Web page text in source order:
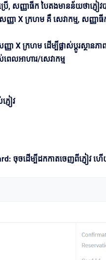
ើ, សញ្ញាធីក បៃតងមានន័យថាភ្ញៀវប
ញ្ញា X ក្រហម គឺ សេវាកម្ម, សញ្ញ
X ក្រហម ដើម្បីផ្លាស់ប្តូរស្ថានភ
ពេលអាហារ/សេវាកម្ម
ញៀវ
ចុចដើម្បីដកកាតចេញពីភ្ញៀវ ហើយ